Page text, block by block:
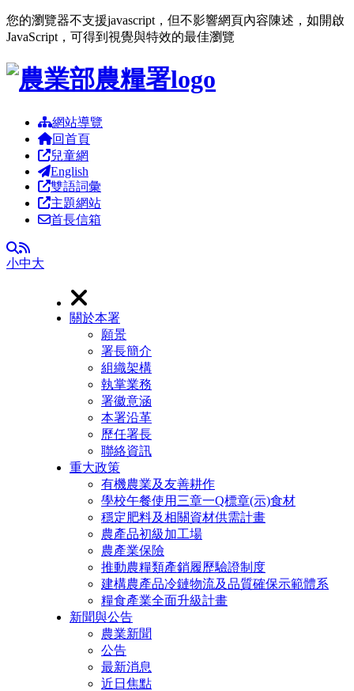
您的瀏覽器不支援javascript，但不影響網頁內容陳述，如開啟
JavaScript，可得到視覺與特效的最佳瀏覽
跳到主要內容區塊
網站導覽
回首頁
兒童網
English
雙語詞彙
主題網站
首長信箱
全文檢索
RSS
小中大
關於本署
願景
署長簡介
組織架構
執掌業務
署徽意涵
本署沿革
歷任署長
聯絡資訊
重大政策
有機農業及友善耕作
學校午餐使用三章一Q標章(示)食材
穩定肥料及相關資材供需計畫
農產品初級加工場
農產業保險
推動農糧類產銷履歷驗證制度
建構農產品冷鏈物流及品質確保示範體系
糧食產業全面升級計畫
新聞與公告
農業新聞
公告
最新消息
近日焦點